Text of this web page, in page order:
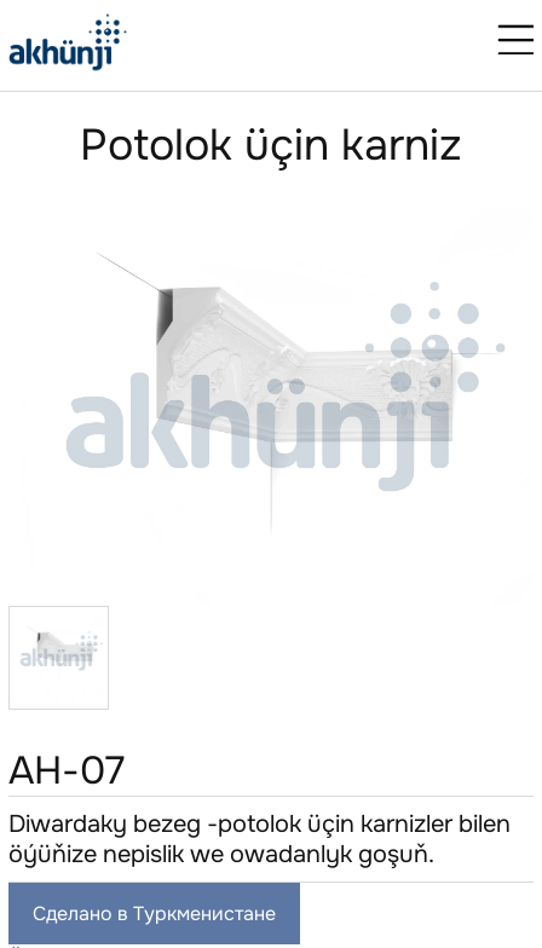
Potolok üçin karniz
AH-07
Diwardaky bezeg -potolok üçin karnizler bilen
öýüňize nepislik we owadanlyk goşuň.
Сделано в Туркменистане